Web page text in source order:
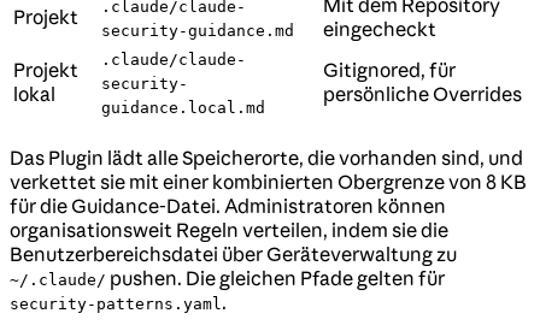
Projekt
.claude/claude-
security-guidance.md
eingecheckt
Projekt
lokal
.claude/claude-
security-
guidance.local.md
Gitignored, für
persönliche Overrides
Das Plugin lädt alle Speicherorte, die vorhanden sind, und
verkettet sie mit einer kombinierten Obergrenze von 8 KB
für die Guidance-Datei. Administratoren können
organisationsweit Regeln verteilen, indem sie die
Benutzerbereichsdatei über Geräteverwaltung zu
~/.claude/ pushen. Die gleichen Pfade gelten für
security-patterns.yaml .